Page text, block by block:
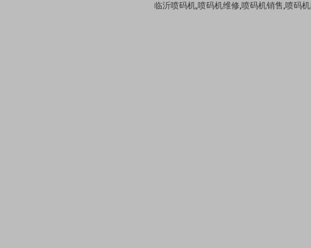
临沂喷码机,喷码机维修,喷码机销售,喷码